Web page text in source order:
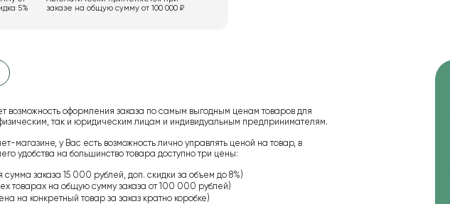
5%
заказе на общую сумму от 100 000 ₽
возможность оформления заказа по самым выгодным ценам товаров для
так и юридическим лицам и индивидуальным предпринимателям.
магазине, у Вас есть возможность лично управлять ценой на товар, в
удобства на большинство товара доступно три цены:
заказа 15 000 рублей, доп. скидки за объем до 8%)
товарах на общую сумму заказа от 100 000 рублей)
на конкретный товар за заказ кратно коробке)